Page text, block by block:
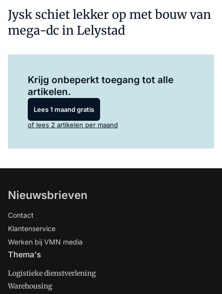
Jysk schiet lekker op met bouw van
mega-dc in Lelystad
Krijg onbeperkt toegang tot alle
artikelen.
Lees 1 maand gratis
of lees 2 artikelen per maand
Nieuwsbrieven
Contact
Klantenservice
Werken bij VMN media
Thema's
Logistieke dienstverlening
Warehousing